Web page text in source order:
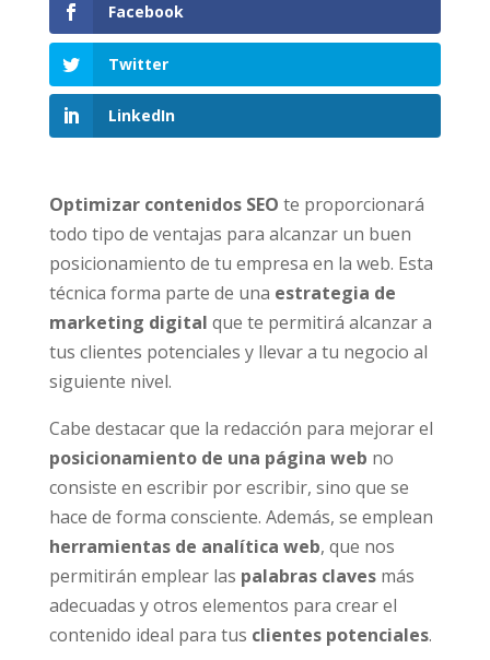
Facebook
Twitter
LinkedIn
Optimizar contenidos SEO te proporcionará
todo tipo de ventajas para alcanzar un buen
posicionamiento de tu empresa en la web. Esta
técnica forma parte de una estrategia de
marketing digital que te permitirá alcanzar a
tus clientes potenciales y llevar a tu negocio al
siguiente nivel.
Cabe destacar que la redacción para mejorar el
posicionamiento de una página web no
consiste en escribir por escribir, sino que se
hace de forma consciente. Además, se emplean
herramientas de analítica web, que nos
permitirán emplear las palabras clavesmás
adecuadas y otros elementos para crear el
contenido ideal para tus clientes potenciales.